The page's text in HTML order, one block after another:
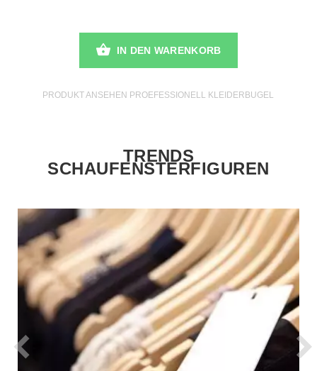
IN DEN WARENKORB
PRODUKT ANSEHEN PROEFESSIONELL KLEIDERBUGEL
TRENDS
SCHAUFENSTERFIGUREN